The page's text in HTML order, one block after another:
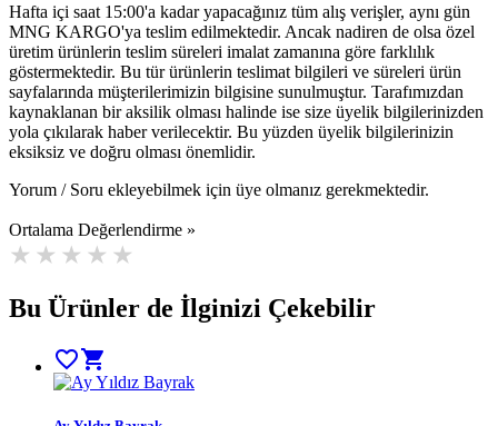
Hafta içi saat 15:00'a kadar yapacağınız tüm alış verişler, aynı gün
MNG KARGO'ya teslim edilmektedir. Ancak nadiren de olsa özel
üretim ürünlerin teslim süreleri imalat zamanına göre farklılık
göstermektedir. Bu tür ürünlerin teslimat bilgileri ve süreleri ürün
sayfalarında müşterilerimizin bilgisine sunulmuştur. Tarafımızdan
kaynaklanan bir aksilik olması halinde ise size üyelik bilgilerinizden
yola çıkılarak haber verilecektir. Bu yüzden üyelik bilgilerinizin
eksiksiz ve doğru olması önemlidir.
Yorum / Soru ekleyebilmek için üye olmanız gerekmektedir.
Ortalama Değerlendirme »
Bu Ürünler de İlginizi Çekebilir
favorite_bordershopping_cart